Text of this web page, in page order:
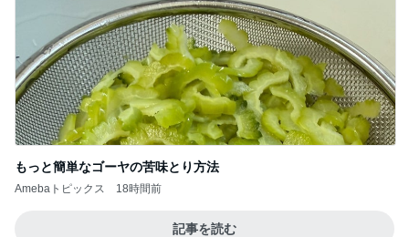
もっと簡単なゴーヤの苦味とり方法
Amebaトピックス 18時間前
記事を読む